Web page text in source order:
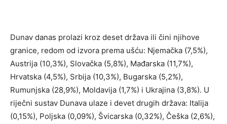
Dunav danas prolazi kroz deset država ili čini njihove
granice, redom od izvora prema ušću: Njemačka (7,5%),
Austrija (10,3%), Slovačka (5,8%), Mađarska (11,7%),
Hrvatska (4,5%), Srbija (10,3%), Bugarska (5,2%),
Rumunjska (28,9%), Moldavija (1,7%) i Ukrajina (3,8%). U
riječni sustav Dunava ulaze i devet drugih država: Italija
(0,15%), Poljska (0,09%), Švicarska (0,32%), Češka (2,6%),